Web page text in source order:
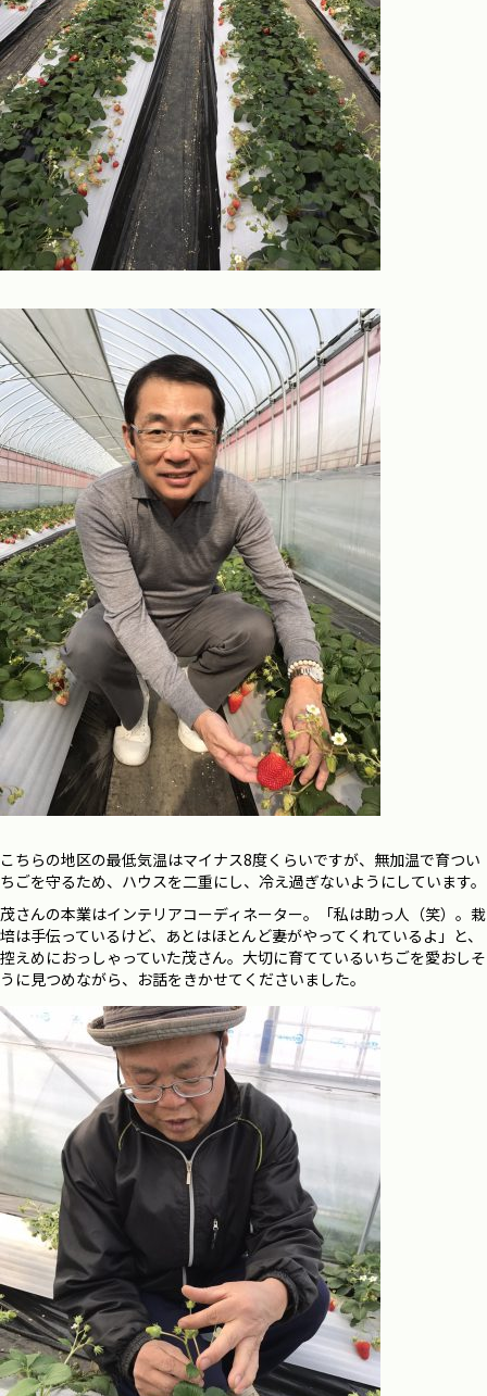
こちらの地区の最低気温はマイナス8度くらいですが、無加温で育つい
ちごを守るため、ハウスを二重にし、冷え過ぎないようにしています。
茂さんの本業はインテリアコーディネーター。「私は助っ人（笑）。栽
培は手伝っているけど、あとはほとんど妻がやってくれているよ」と、
控えめにおっしゃっていた茂さん。大切に育てているいちごを愛おしそ
うに見つめながら、お話をきかせてくださいました。